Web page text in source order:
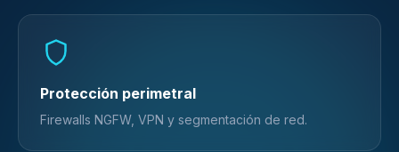
Protección perimetral
Firewalls NGFW, VPN y segmentación de red.